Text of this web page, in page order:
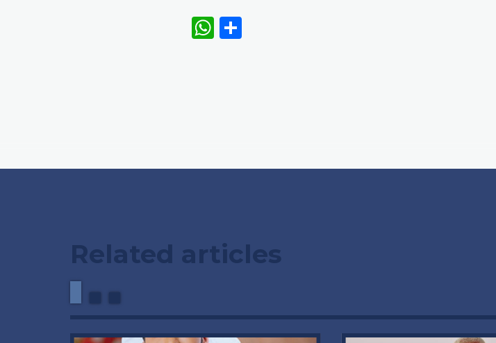
WhatsApp
Related articles